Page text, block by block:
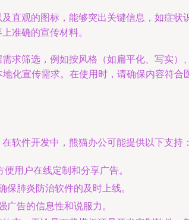
直观的图标，能够突出关键信息，如症状
准确的宣传材料。
求筛选，例如按风格（如扁平化、写实）
化宣传需求。在使用时，请确保内容符合
软件开发中，熊猫办公可能提供以下支持：
用户在线定制和分享广告。
肺炎防治软件的及时上线。
告的信息性和说服力。